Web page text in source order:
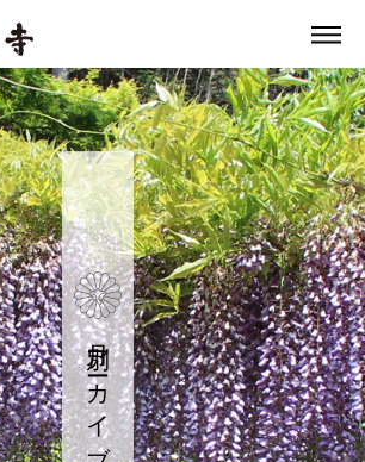
月別アーカイブ